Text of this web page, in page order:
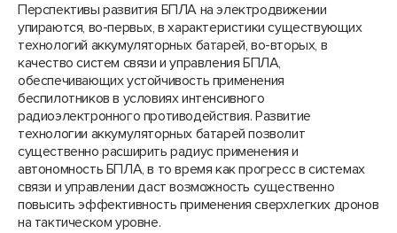
Перспективы развития БПЛА на электродвижении
упираются, во-первых, в характеристики существующих
технологий аккумуляторных батарей, во-вторых, в
качество систем связи и управления БПЛА,
обеспечивающих устойчивость применения
беспилотников в условиях интенсивного
радиоэлектронного противодействия. Развитие
технологии аккумуляторных батарей позволит
существенно расширить радиус применения и
автономность БПЛА, в то время как прогресс в системах
связи и управлении даст возможность существенно
повысить эффективность применения сверхлегких дронов
на тактическом уровне.